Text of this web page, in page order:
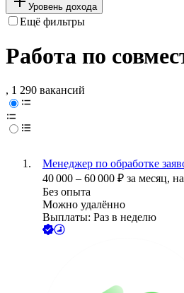
Уровень дохода
Ещё фильтры
Работа по
, 1 290 вакансий
Менеджер по обработке
40 000 – 60 000 ₽ за месяц,
Без опыта
Можно удалённо
Выплаты: Раз в неделю